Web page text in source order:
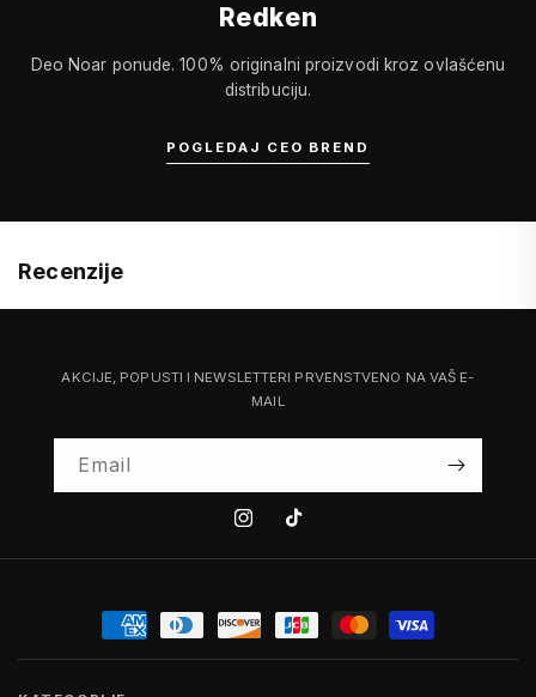
Redken
Deo Noar ponude. 100% originalni proizvodi kroz ovlašćenu
distribuciju.
POGLEDAJ CEO BREND
Recenzije
AKCIJE, POPUSTI I NEWSLETTERI PRVENSTVENO NA VAŠ E-
MAIL
Email
InstagramTiktok